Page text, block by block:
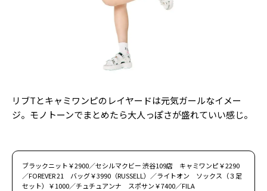
リブTとキャミワンピのレイヤードは元気ガールなイメー
ジ。モノトーンでまとめたら大人っぽさが盛れていい感じ。
ブラックニット￥2900／セシルマクビー 渋谷109店 キャミワンピ￥2290
／FOREVER 21 バッグ￥3990（RUSSELL）／ライトオン ソックス（３足
セット）￥1000／チュチュアンナ スポサン￥7400／FILA